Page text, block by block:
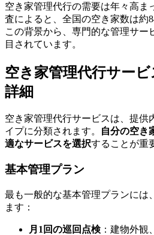
空き家管理代行の需要は年々高ま
査によると、全国の空き家数は約
この背景から、専門的な管理サー
目されています。
空き家管理代行サー
詳細
空き家管理代行サービスは、提供
イプに分類されます。
自分の空き
適なサービスを選択することが重
基本管理プラン
最も一般的な基本管理プランには
ます：
月1回の巡回点検 ：建物外